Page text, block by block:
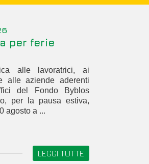
per ferie
alle lavoratrici, ai
alle aziende aderenti
del Fondo Byblos
per la pausa estiva,
agosto a ...
LEGGI TUTTE